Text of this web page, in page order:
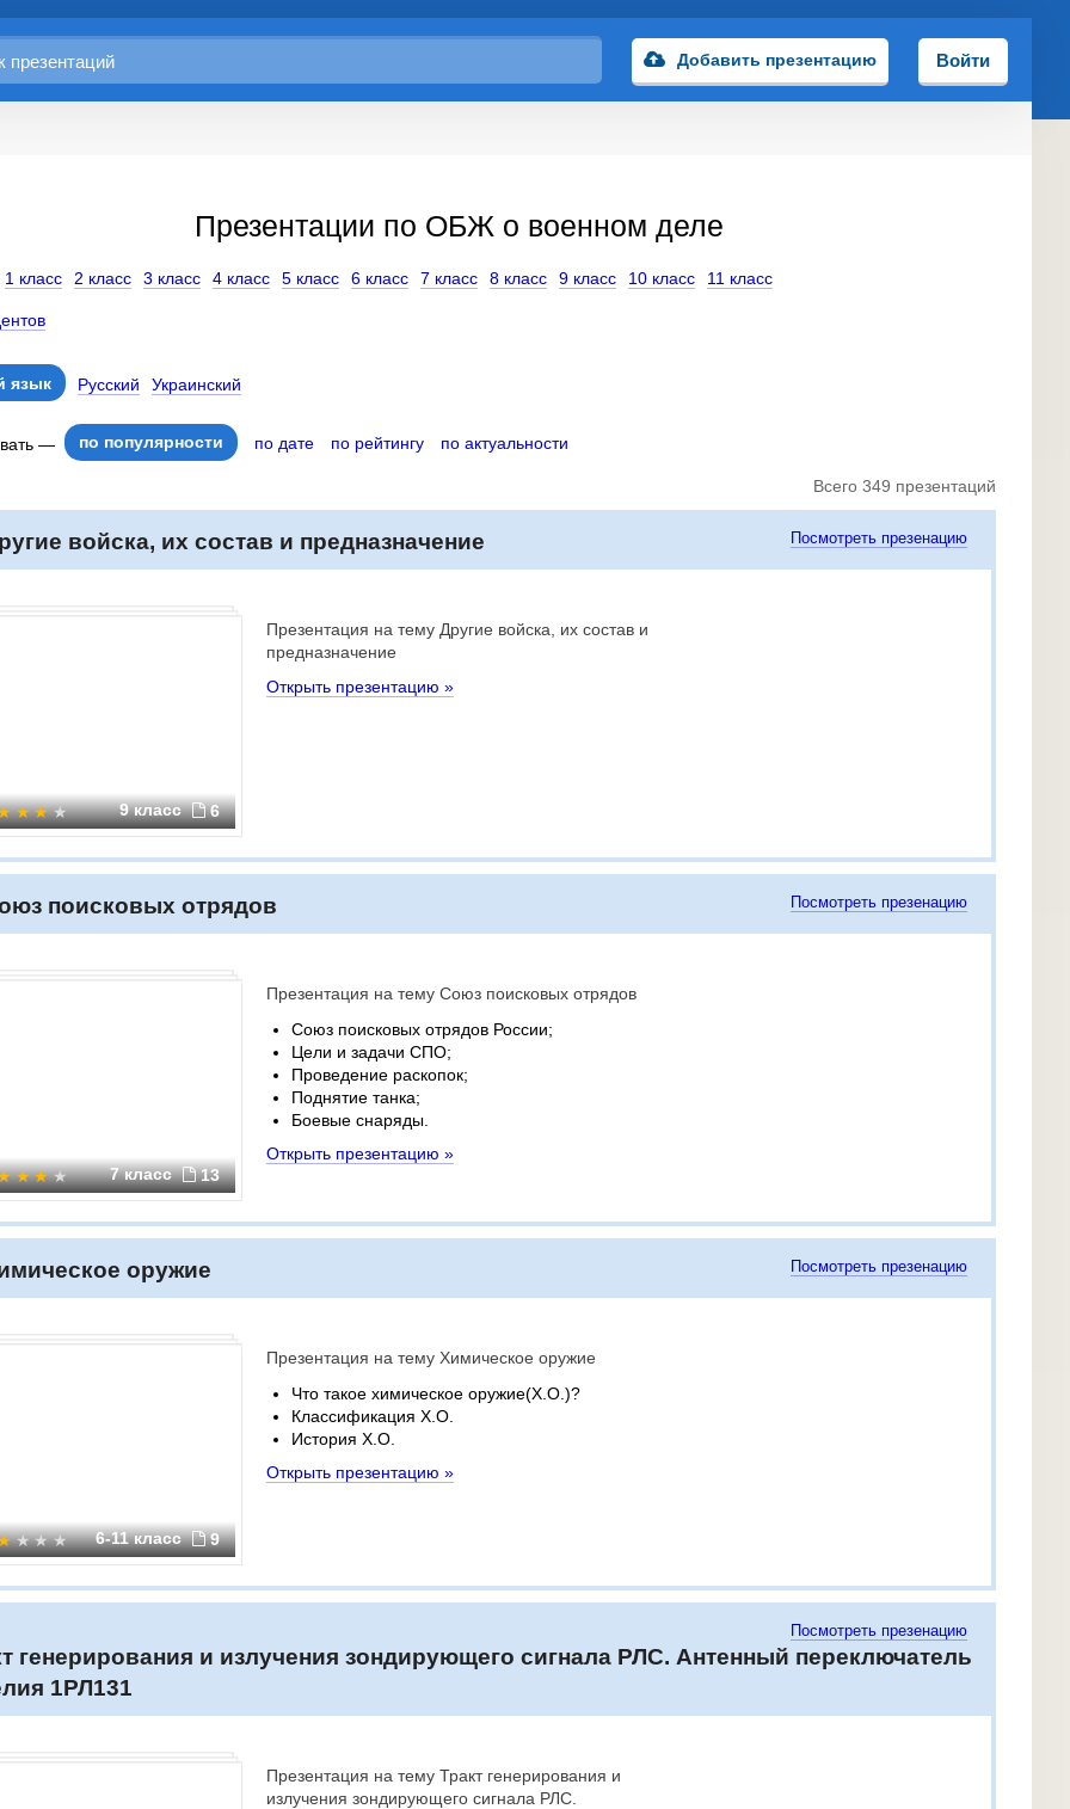
Добавить презентацию Войти
Презентации по ОБЖ о военном деле
1 класс 2 класс 3 класс 4 класс 5 класс 6 класс 7 класс 8 класс 9 класс 10 класс 11 класс
язык Русский Украинский
— по популярности по дате по рейтингу по актуальности
Всего 349 презентаций
войска, их состав и предназначение Посмотреть презенацию
9 класс 6
Презентация на тему Другие войска, их состав и
предназначение
Открыть презентацию »
поисковых отрядов Посмотреть презенацию
7 класс 13
Презентация на тему Союз поисковых отрядов
Союз поисковых отрядов России;
Цели и задачи СПО;
Проведение раскопок;
Поднятие танка;
Боевые снаряды.
Открыть презентацию »
оружие Посмотреть презенацию
6-11 класс 9
Презентация на тему Химическое оружие
Что такое химическое оружие(Х.О.)?
Классификация Х.О.
История Х.О.
Открыть презентацию »
генерирования и излучения зондирующего сигнала РЛС. Антенный переключатель
1РЛ131
Посмотреть презенацию
Презентация на тему Тракт генерирования и
излучения зондирующего сигнала РЛС.